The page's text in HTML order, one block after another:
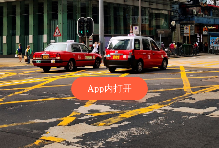
App内打开